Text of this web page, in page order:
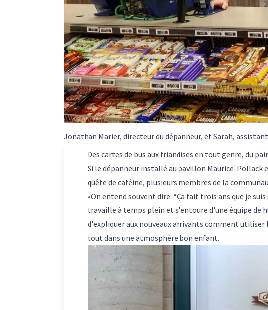
Jonathan Marier, directeur du dépanneur, et Sarah,
Des cartes de bus aux friandises en tout genre, du
Si le dépanneur installé au pavillon Maurice-Pollack
quête de caféine, plusieurs membres de la
«On entend souvent dire: “Ça fait trois ans que je
travaille à temps plein et s'entoure d'une équipe de
d'expliquer aux nouveaux arrivants comment
tout dans une atmosphère bon enfant.